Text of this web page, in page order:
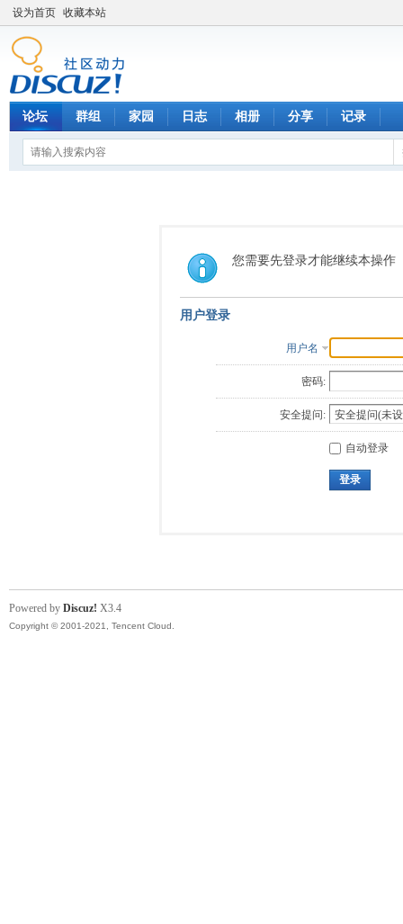
设为首页 收藏本站
论坛 群组 家园 日志 相册 分享 记录
您需要先登录才能继续本操作
用户登录
用户名
密码:
安全提问:
自动登录
登录
Powered by Discuz! X3.4
Copyright © 2001-2021, Tencent Cloud.